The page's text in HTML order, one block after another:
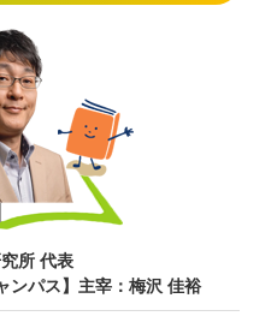
所 代表
ンパス】主宰：梅沢 佳裕